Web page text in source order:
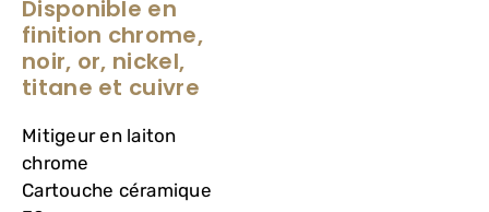
VASQUES
MIROIRS ET ECLAIRAGES
PAROIS DE DOUCHE
Disponible en
finition chrome,
noir, or, nickel,
titane et cuivre
Mitigeur en laiton
chrome
Cartouche céramique